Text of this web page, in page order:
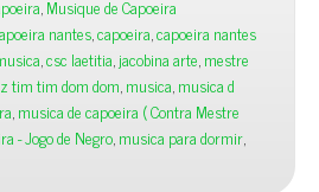
,Musique de Capoeira
nantes,capoeira,capoeira nantes
,csc laetitia,jacobina arte,mestre
tim tim dom dom,musica,musica d
,musica de capoeira ( Contra Mestre
- Jogo de Negro,musica para dormir,